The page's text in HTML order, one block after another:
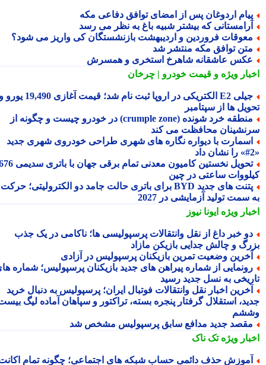
اردوغان پس از امضای توافق دفاعی مکه
که بیشتر شبیه باغ به نظر می رسد
فروردین و اردیبهشت بازنشستگان کی واریز می شود؟
توافق مکه منتشر شد
عاشقانه شاهرخ استخری و همسرش
ویژهو قیمت خودرو | چرخان
جیلی E2 الکتریکی در اروپا ثبت نام شد؛ قیمت آغازی 19,490 یورو و
ها از سپتامبر
منطقه خرد شونده (crumple zone) در خودرو چیست و چگونه از
محافظت می کند
با دیواره نگاره های شهری طراحی خودروی شهری جدید
تحویل نخستین کامیون معدنی تمام برقی جهان با باتری سدیمی 676
ساعتی در چین
پتنت های جدید BYD برای باتری حالت جامد دو الکترولیتی؛ حرکت
سمت تولید آزمایشی در 2027
ویژهایونا نیوز
خبر داغ از نقل وانتقالات پرسپولیسی ها؛ ناکامی در یک جذب
و چالش جدایی بازیکن مازاد
وضعیت تمرین بازیکنان پرسپولیس در آزادی
از شماره پیراهن های جدید بازیکنان پرسپولیس؛ شماره های
به نسل جدید رسید
اخبار نقل وانتقالات فوتبال ایران؛ پرسپولیس به دنبال خرید
استقلال گرفتار پنجره بسته، تراکتور و سپاهان آماده لیگ بیست
جدید مدافع سابق پرسپولیس مشخص شد
ویژهتک ناک
حذف دائمی حساب شبکه های اجتماعی؛ چگونه تمام اکانت